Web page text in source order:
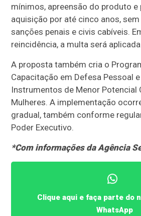
mínimos, apreensão do produto e
aquisição por até cinco anos,
sanções penais e civis cabíveis.
reincidência, a multa será
A proposta também cria o
Capacitação em Defesa Pessoal
Instrumentos de Menor Potencial
Mulheres. A implementação
gradual, também conforme
Poder Executivo.
*Com informações da Agência
Clique aqui e faça parte do
WhatsApp